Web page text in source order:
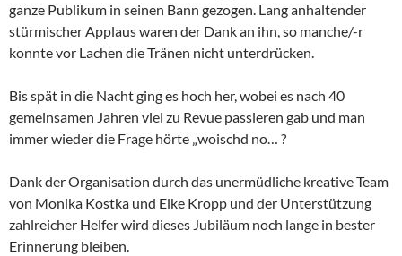
ganze Publikum in seinen Bann gezogen. Lang anhaltender
stürmischer Applaus waren der Dank an ihn, so manche/-r
konnte vor Lachen die Tränen nicht unterdrücken.
Bis spät in die Nacht ging es hoch her, wobei es nach 40
gemeinsamen Jahren viel zu Revue passieren gab und man
immer wieder die Frage hörte „woischd no… ?
Dank der Organisation durch das unermüdliche kreative Team
von Monika Kostka und Elke Kropp und der Unterstützung
zahlreicher Helfer wird dieses Jubiläum noch lange in bester
Erinnerung bleiben.